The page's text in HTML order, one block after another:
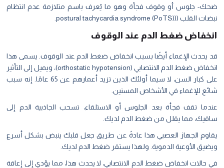
ضحك- جلوس أو وقوف فجأة وهو ما يُعرف باسم متلازمة عدم انتظام
نبضات القلب ((postural tachycardia syndrome (PoTS).
انخفاض ضغط الدم عند الوقوف
قد يحدث الإغماء أيضًا بسبب انخفاض ضغط الدم عند الوقوف. يسمى هذا
انخفاض ضغط الدم الانتصابي (orthostatic hypotension)، ويميل إلى التأثير
على كبار السن، لا سيما أولئك الذين تزيد أعمارهم عن 65 عامًا. إنه سبب
شائع للإغماء في الأشخاص المسنين.
عندما تقف فجأة بعد الجلوس أو الاستلقاء، تسحب الجاذبية الدم إلى
ساقيك، مما يقلل من ضغط الدم لديك.
يقاوم الجهاز العصبي هذا عادةً عن طريق جعل قلبك ينبض بشكل أسرع
ويضيق الأوعية الدموية. ولهذا يستقر ضغط الدم لديك.
في حالات انخفاض ضغط الدم الانتصابي، لا يحدث هذا، مما يؤدي إلى إعاقة